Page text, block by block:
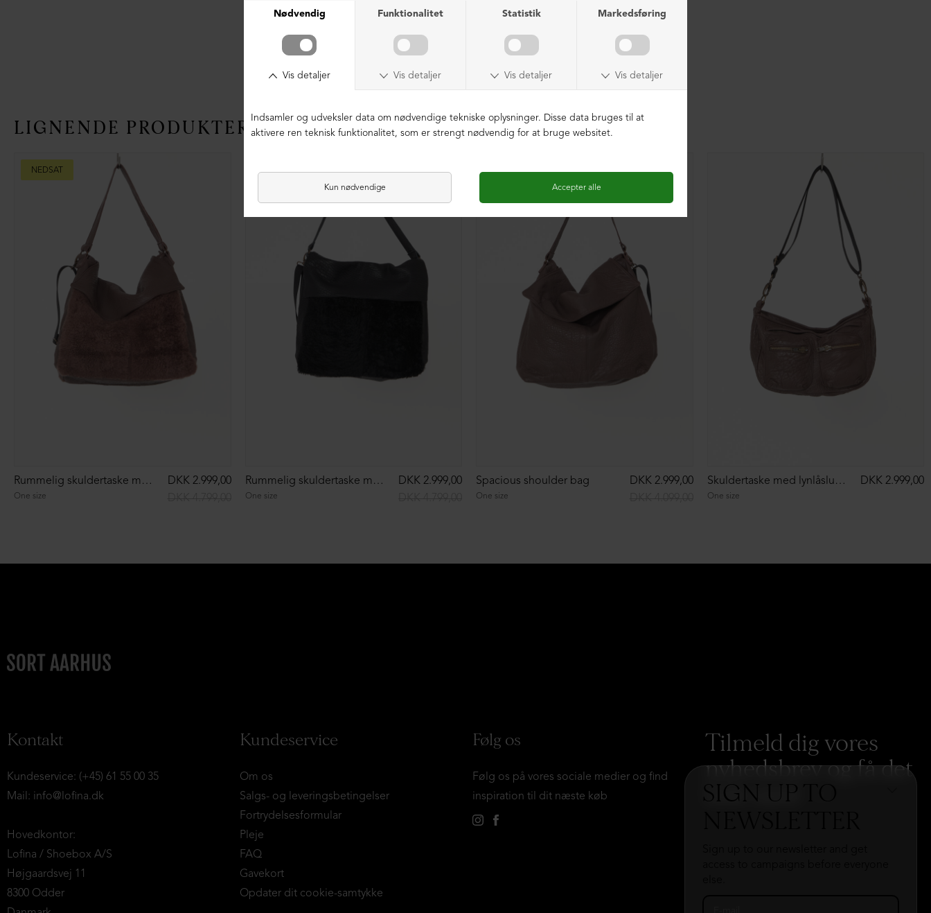
SIGN UP TO
LIGNENDE PRODUKTER
NEDSAT
One size
Rummelig skuldertaske med pels
DKK 2.999,00
One size
Rummelig skuldertaske med pels
DKK 2.999,00
One size
Spacious shoulder bag
DKK 2.999,00
One size
Skuldertaske med lynlåslukning DKK 2.999,00
Kontakt
Kundeservice: (+45) 61 55 00 35
Mail: info@lofina.dk
Hovedkontor:
Lofina / Shoebox A/S
Højgaardsvej 11
8300 Odder
Kundeservice
Om os
Salgs- og leveringsbetingelser
Fortrydelsesformular
Pleje
FAQ
Gavekort
Opdater dit cookie-samtykke
Følg os
Følg os på vores sociale medier og find
inspiration til dit næste køb
Tilmeld dig vores
nyhedsbrev og få det
hele med